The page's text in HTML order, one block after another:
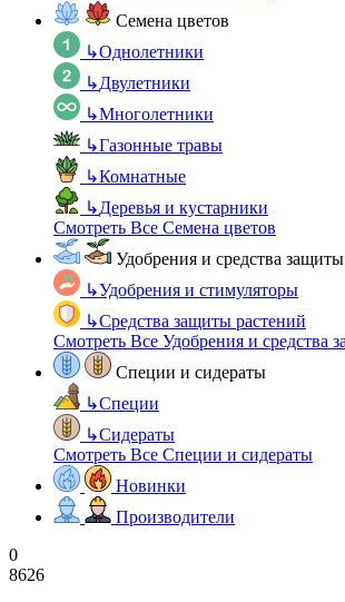
Семена цветов
↳Однолетники
↳Двулетники
↳Многолетники
↳Газонные травы
↳Комнатные
↳Деревья и кустарники
Смотреть Все Семена цветов
Удобрения и средства
↳Удобрения и стимуляторы
↳Средства защиты растений
Смотреть Все Удобрения и средства
Специи и сидераты
↳Специи
↳Сидераты
Смотреть Все Специи и сидераты
Новинки
Производители
0
8626